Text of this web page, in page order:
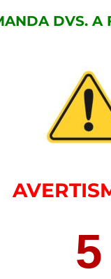
DVS. A
5